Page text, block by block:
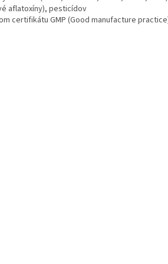
aflatoxíny), pesticídov
certifikátu GMP (Good manufacture